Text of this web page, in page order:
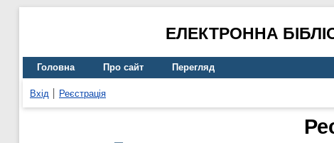
ЕЛЕКТРОННА
Головна Про сайт Перегляд
Вхід Реєстрація